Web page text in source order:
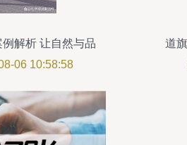
解析 让自然与品
合
06 10:58:58
道